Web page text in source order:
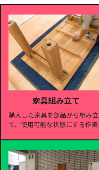
家具組み立て
購入した家具を部品から組み立
て、使用可能な状態にする作業